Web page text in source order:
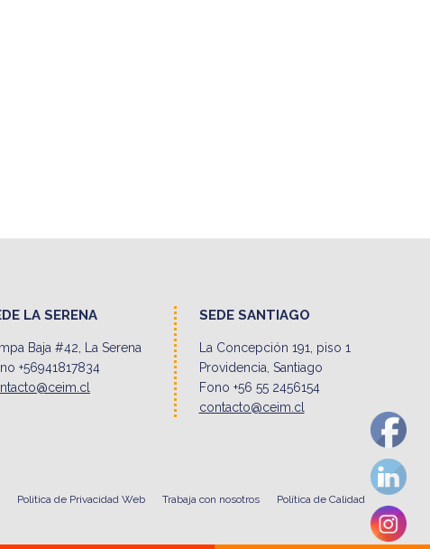
LA SERENA
Baja #42, La Serena
+56941817834
SEDE SANTIAGO
La Concepción 191, piso 1
Providencia, Santiago
Fono +56 55 2456154
contacto@ceim.cl
Politica de Privacidad Web Trabaja con nosotros Política de Calidad